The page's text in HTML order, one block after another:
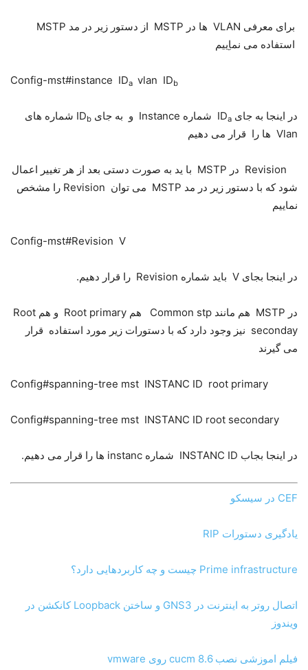
برای معرفی VLAN ها در MSTP از دستور زیر در مد MSTP
استفاده می نماِییم
Config-mst#instance IDa vlan IDb
در اینجا به جای ID a شماره Instance و به جای ID b
شماره های
Vlan ها را قرار می دهیم
Revision در MSTP با ید به صورت دستی بعد از هر تغییر اعمال
شود که با دستور زیر در مد MSTP می توان Revision را مشخص
نماییم
Config-mst#Revision V
در اینجا بجای V باید شماره Revision را قرار دهیم.
در MSTP هم مانند Common stp هم Root primary و هم Root
seconday نیز وجود دارد که با دستورات زیر مورد استفاده قرار
می گیرند
Config#spanning-tree mst INSTANC ID root primary
Config#spanning-tree mst INSTANC ID root secondary
در اینجا بجاب INSTANC ID شماره instanc ها را قرار می دهیم.
CEF در سیسکو
یادگیری دستورات RIP
Prime infrastructure چیست و چه کاربردهایی دارد؟
اتصال روتر به اینترنت در GNS3 و ساختن Loopback کانکشن در
ویندوز
فیلم اموزشی نصب 8.6 cucm روی vmware